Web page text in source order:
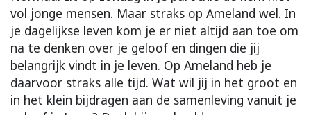
vol jonge mensen. Maar straks op Ameland wel. In
je dagelijkse leven kom je er niet altijd aan toe om
na te denken over je geloof en dingen die jij
belangrijk vindt in je leven. Op Ameland heb je
daarvoor straks alle tijd. Wat wil jij in het groot en
in het klein bijdragen aan de samenleving vanuit je